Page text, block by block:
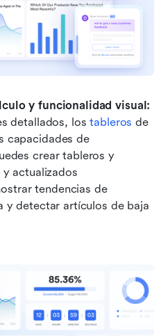
y funcionalidad visual:
detallados, los tableros de
capacidades de
crear tableros y
actualizados
tendencias de
y detectar artículos de baja